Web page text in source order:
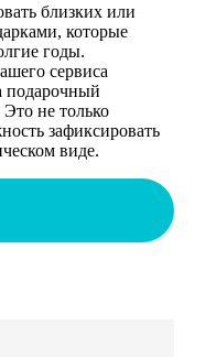
близких или
которые
годы.
сервиса
подарочный
Это не только
зафиксировать
виде.